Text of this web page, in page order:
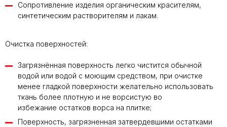
Сопротивление изделия органическим красителям,
синтетическим растворителям и лакам.
Очистка поверхностей:
Загрязнённая поверхность легко чистится обычной
водой или водой с моющим средством, при очистке
менее гладкой поверхности желательно использовать
ткань более плотную и не ворсистую во
избежание остатков ворса на плитке;
Поверхность, загрязненная затвердевшими остатками